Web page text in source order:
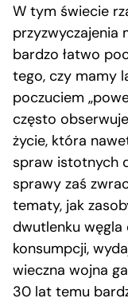
W tym świecie
przyzwyczajenia
bardzo łatwo
tego, czy mamy
poczuciem
często
życie, która
spraw istotnych
sprawy zaś
tematy, jak
dwutlenku
konsumpcji,
wieczna wojna
30 lat temu